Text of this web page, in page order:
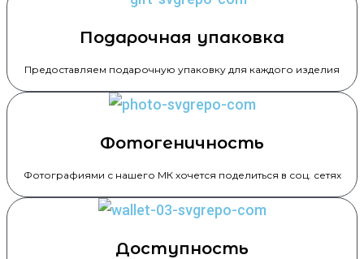
Подарочная упаковка
Предоставляем подарочную упаковку для каждого изделия
Фотогеничность
Фотографиями с нашего МК хочется поделиться в соц. сетях
Доступность